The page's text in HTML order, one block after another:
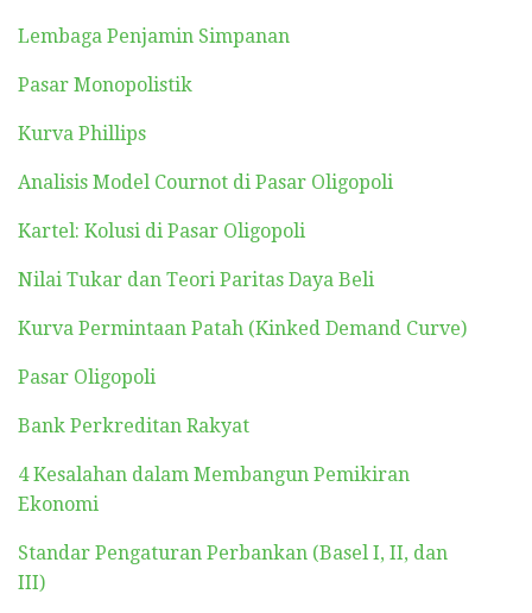
Lembaga Penjamin Simpanan
Pasar Monopolistik
Kurva Phillips
Analisis Model Cournot di Pasar Oligopoli
Kartel: Kolusi di Pasar Oligopoli
Nilai Tukar dan Teori Paritas Daya Beli
Kurva Permintaan Patah (Kinked Demand Curve)
Pasar Oligopoli
Bank Perkreditan Rakyat
4 Kesalahan dalam Membangun Pemikiran
Ekonomi
Standar Pengaturan Perbankan (Basel I, II, dan
III)